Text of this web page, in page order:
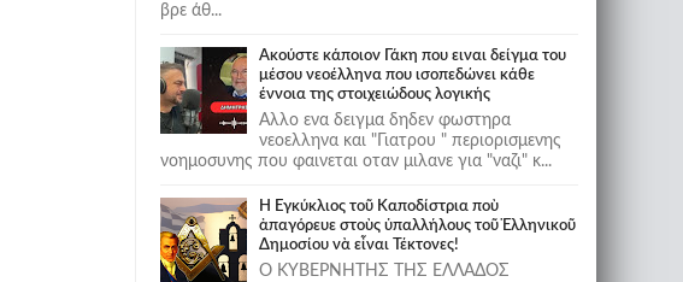
βρε άθ...
Ακούστε κάποιον Γάκη που ειναι δείγμα του
μέσου νεοέλληνα που ισοπεδώνει κάθε
έννοια της στοιχειώδους λογικής
Αλλο ενα δειγμα δηδεν φωστηρα
νεοελληνα και "Γιατρου " περιορισμενης
νοημοσυνης που φαινεται οταν μιλανε για "ναζι" κ...
Ἡ Ἐγκύκλιος τοῦ Καποδίστρια ποὺ
ἀπαγόρευε στοὺς ὑπαλλήλους τοῦ Ἑλληνικοῦ
Δημοσίου νὰ εἶναι Τέκτονες!
Ο ΚΥΒΕΡΝΗΤΗΣ ΤΗΣ ΕΛΛΑΔΟΣ